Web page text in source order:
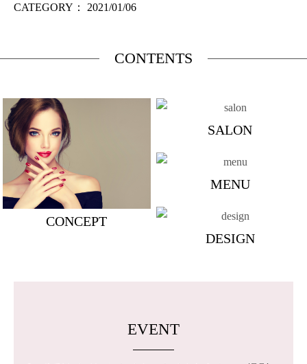
CATEGORY：
2021/01/06
CONTENTS
CONCEPT
SALON
MENU
DESIGN
EVENT